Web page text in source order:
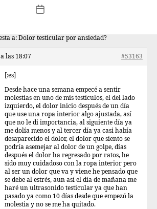
a: Dolor testicular por ansiedad?
las 18:07
#53163
[:es]
Desde hace una semana empecé a sentir
molestias en uno de mis testículos, el del lado
izquierdo, el dolor inicio después de un día
que use una ropa interior algo ajustada, así
que no le di importancia, al siguiente día ya
me dolía menos y al tercer día ya casi había
desaparecido el dolor, el dolor que siento se
podría asemejar al dolor de un golpe, días
después el dolor ha regresado por ratos, he
sido muy cuidadoso con la ropa interior pero
al ser un dolor que va y viene he pensado que
se debe al estrés, aun así el día de mañana me
haré un ultrasonido testicular ya que han
pasado ya como 10 días desde que empezó la
molestia y no se me ha quitado.